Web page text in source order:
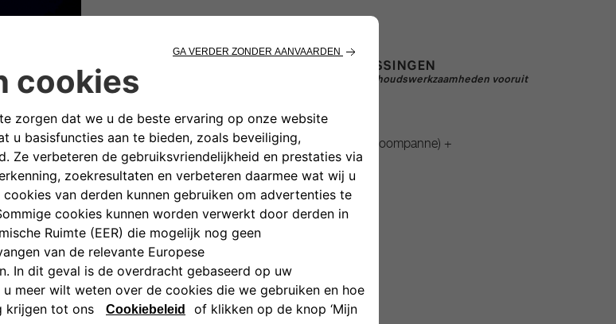
DIENSTENCONTRACTEN ZONDER VERRASSINGEN​
"Voor mij draait het erom dat ik al mijn geplande onderhoudswerkzaamheden vooruit
kan plannen."
SERVICE CARE PLUS
*Gepland onderhoud + Abarth Assistance (incl. stroompanne) +
Gezondheidstatus batterij
VIND EEN ERKENDE HERSTELLER